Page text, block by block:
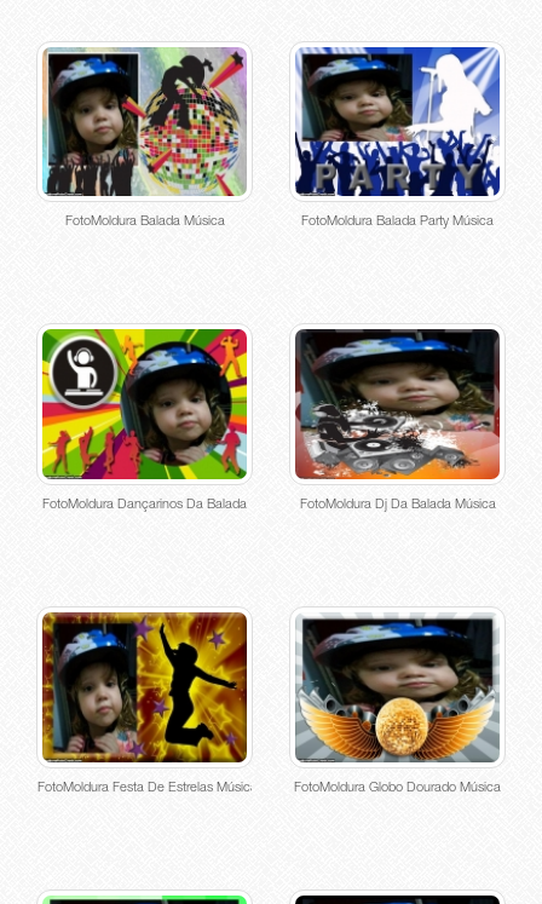
FotoMoldura Balada Música FotoMoldura Balada Party Música
FotoMoldura Dançarinos Da Balada FotoMoldura Dj Da Balada Música
FotoMoldura Festa De Estrelas Música FotoMoldura Globo Dourado Música